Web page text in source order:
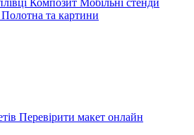
Композит Мобільні стенди
Полотна та картини
Перевірити макет онлайн